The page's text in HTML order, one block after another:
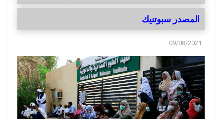
المصدر سبوتنيك
09/08/2021